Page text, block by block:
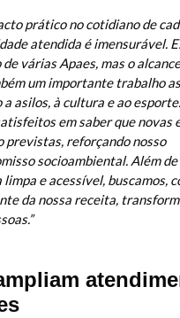
prático no cotidiano de
atendida é imensurável.
várias Apaes, mas o
um importante trabalho
a asilos, à cultura e ao
em saber que novas
previstas, reforçando nosso
socioambiental. Além
limpa e acessível, buscamos,
da nossa receita,